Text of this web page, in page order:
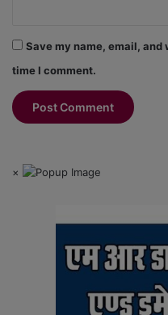
Save my name, email,
time I comment.
×